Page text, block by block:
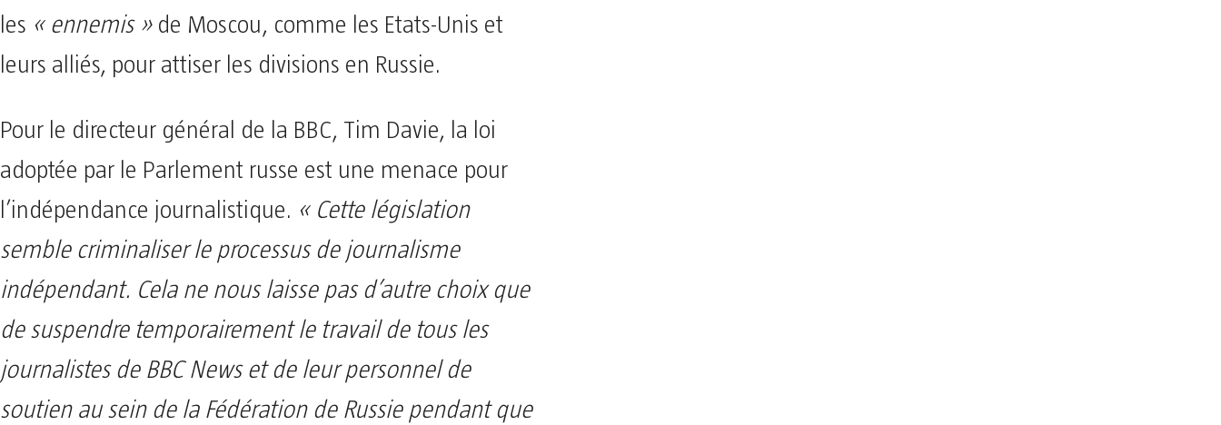
les « ennemis »de Moscou, comme les Etats-Unis et
leurs alliés, pour attiser les divisions en Russie.
Pour le directeur général de la BBC, Tim Davie, la loi
adoptée par le Parlement russe est une menace pour
l’indépendance journalistique. « Cette législation
semble criminaliser le processus de journalisme
indépendant. Cela ne nous laisse pas d’autre choix que
de suspendre temporairement le travail de tous les
journalistes de BBC News et de leur personnel de
soutien au sein de la Fédération de Russie pendant que